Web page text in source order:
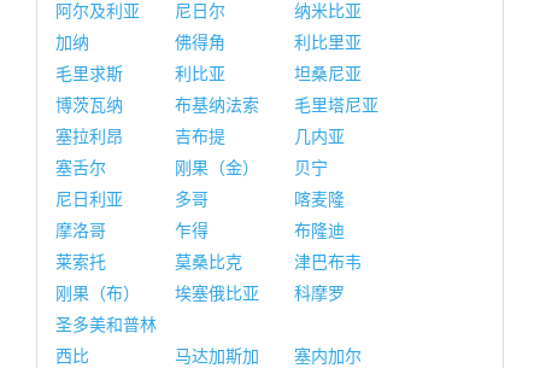
阿尔及利亚
尼日尔
纳米比亚
加纳
佛得角
利比里亚
毛里求斯
利比亚
坦桑尼亚
博茨瓦纳
布基纳法索
毛里塔尼亚
塞拉利昂
吉布提
几内亚
塞舌尔
刚果（金）
贝宁
尼日利亚
多哥
喀麦隆
摩洛哥
乍得
布隆迪
莱索托
莫桑比克
津巴布韦
刚果（布）
埃塞俄比亚
科摩罗
圣多美和普林
西比
马达加斯加 塞内加尔